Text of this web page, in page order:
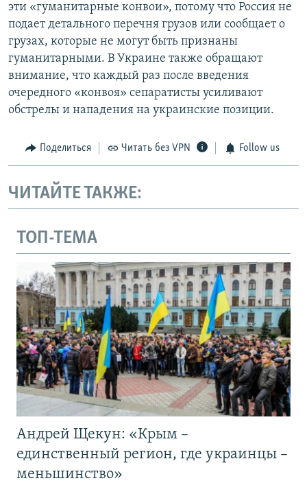
эти «гуманитарные конвои», потому что Россия не
подает детального перечня грузов или сообщает о
грузах, которые не могут быть признаны
гуманитарными. В Украине также обращают
внимание, что каждый раз после введения
очередного «конвоя» сепаратисты усиливают
обстрелы и нападения на украинские позиции.
Поделиться Читать без VPN Follow us
ЧИТАЙТЕ ТАКЖЕ:
ТОП-ТЕМА
Андрей Щекун: «Крым –
единственный регион, где украинцы –
меньшинство»